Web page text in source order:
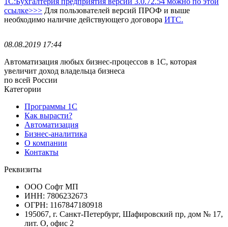
ссылке>>> Для пользователей версий ПРОФ и выше
необходимо наличие действующего договора ИТС.
08.08.2019 17:44
Автоматизация любых бизнес-процессов в 1С, которая
увеличит доход владельца бизнеса
по всей России
Категории
Программы 1С
Как вырасти?
Автоматизация
Бизнес-аналитика
О компании
Контакты
Реквизиты
ООО Софт МП
ИНН: 7806232673
ОГРН: 1167847180918
195067, г. Санкт-Петербург, Шафировский пр, дом № 17,
лит. О, офис 2